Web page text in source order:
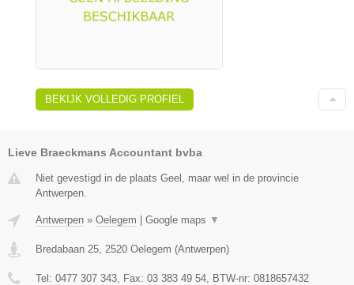
BEKIJK VOLLEDIG PROFIEL
Lieve Braeckmans Accountant bvba
Niet gevestigd in de plaats Geel, maar wel in de provincie
Antwerpen.
Antwerpen » Oelegem | Google maps ▼
Bredabaan 25 2520 Oelegem (Antwerpen)
Tel: 0477 307 343 , Fax: 03 383 49 54 , BTW-nr: 0818657432